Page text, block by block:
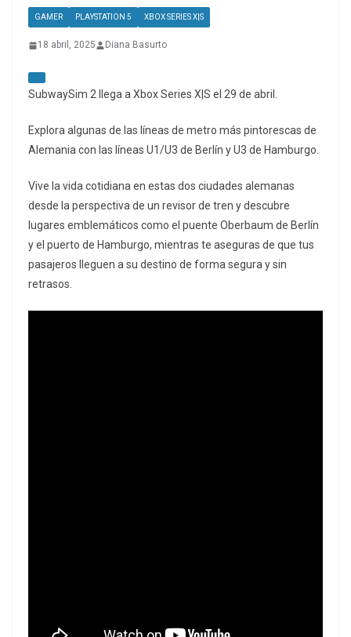
GAMER PLAYSTATION 5 XBOX SERIES X|S
18 abril, 2025 Diana Basurto
SubwaySim 2 llega a Xbox Series X|S el 29 de abril.
Explora algunas de las líneas de metro más pintorescas de
Alemania con las líneas U1/U3 de Berlín y U3 de Hamburgo.
Vive la vida cotidiana en estas dos ciudades alemanas
desde la perspectiva de un revisor de tren y descubre
lugares emblemáticos como el puente Oberbaum de Berlín
y el puerto de Hamburgo, mientras te aseguras de que tus
pasajeros lleguen a su destino de forma segura y sin
retrasos.